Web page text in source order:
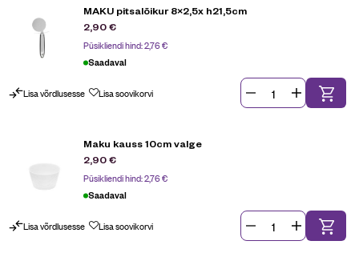
MAKU pitsalõikur 8×2,5x h21,5cm
2,90€
Püsikliendi hind:2,76€
Saadaval
Lisa võrdlusesse Lisa soovikorvi
Maku kauss 10cm valge
2,90€
Püsikliendi hind:2,76€
Saadaval
Lisa võrdlusesse Lisa soovikorvi